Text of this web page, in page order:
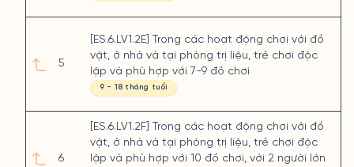
5
6
[ES.6.LV1.2E] Trong các hoạt động chơi với đồ
vật, ở nhà và tại phòng trị liệu, trẻ chơi độc
lập và phù hợp với 7-9 đồ chơi
9 - 18 tháng tuổi
[ES.6.LV1.2F] Trong các hoạt động chơi với đồ
vật, ở nhà và tại phòng trị liệu, trẻ chơi độc
lập và phù hợp với 10 đồ chơi, với 2 người lớn